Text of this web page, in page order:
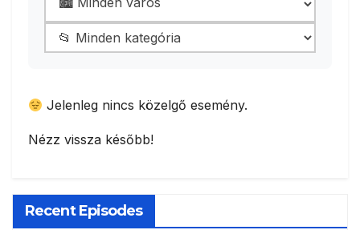
Jelenleg nincs közelgő esemény.
Nézz vissza később!
Recent Episodes